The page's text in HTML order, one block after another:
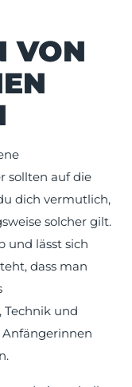
VON
sollten auf die
dich vermutlich,
solcher gilt.
und lässt sich
dass man
Technik und